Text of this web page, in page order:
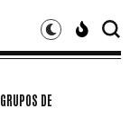
GRUPOS DE